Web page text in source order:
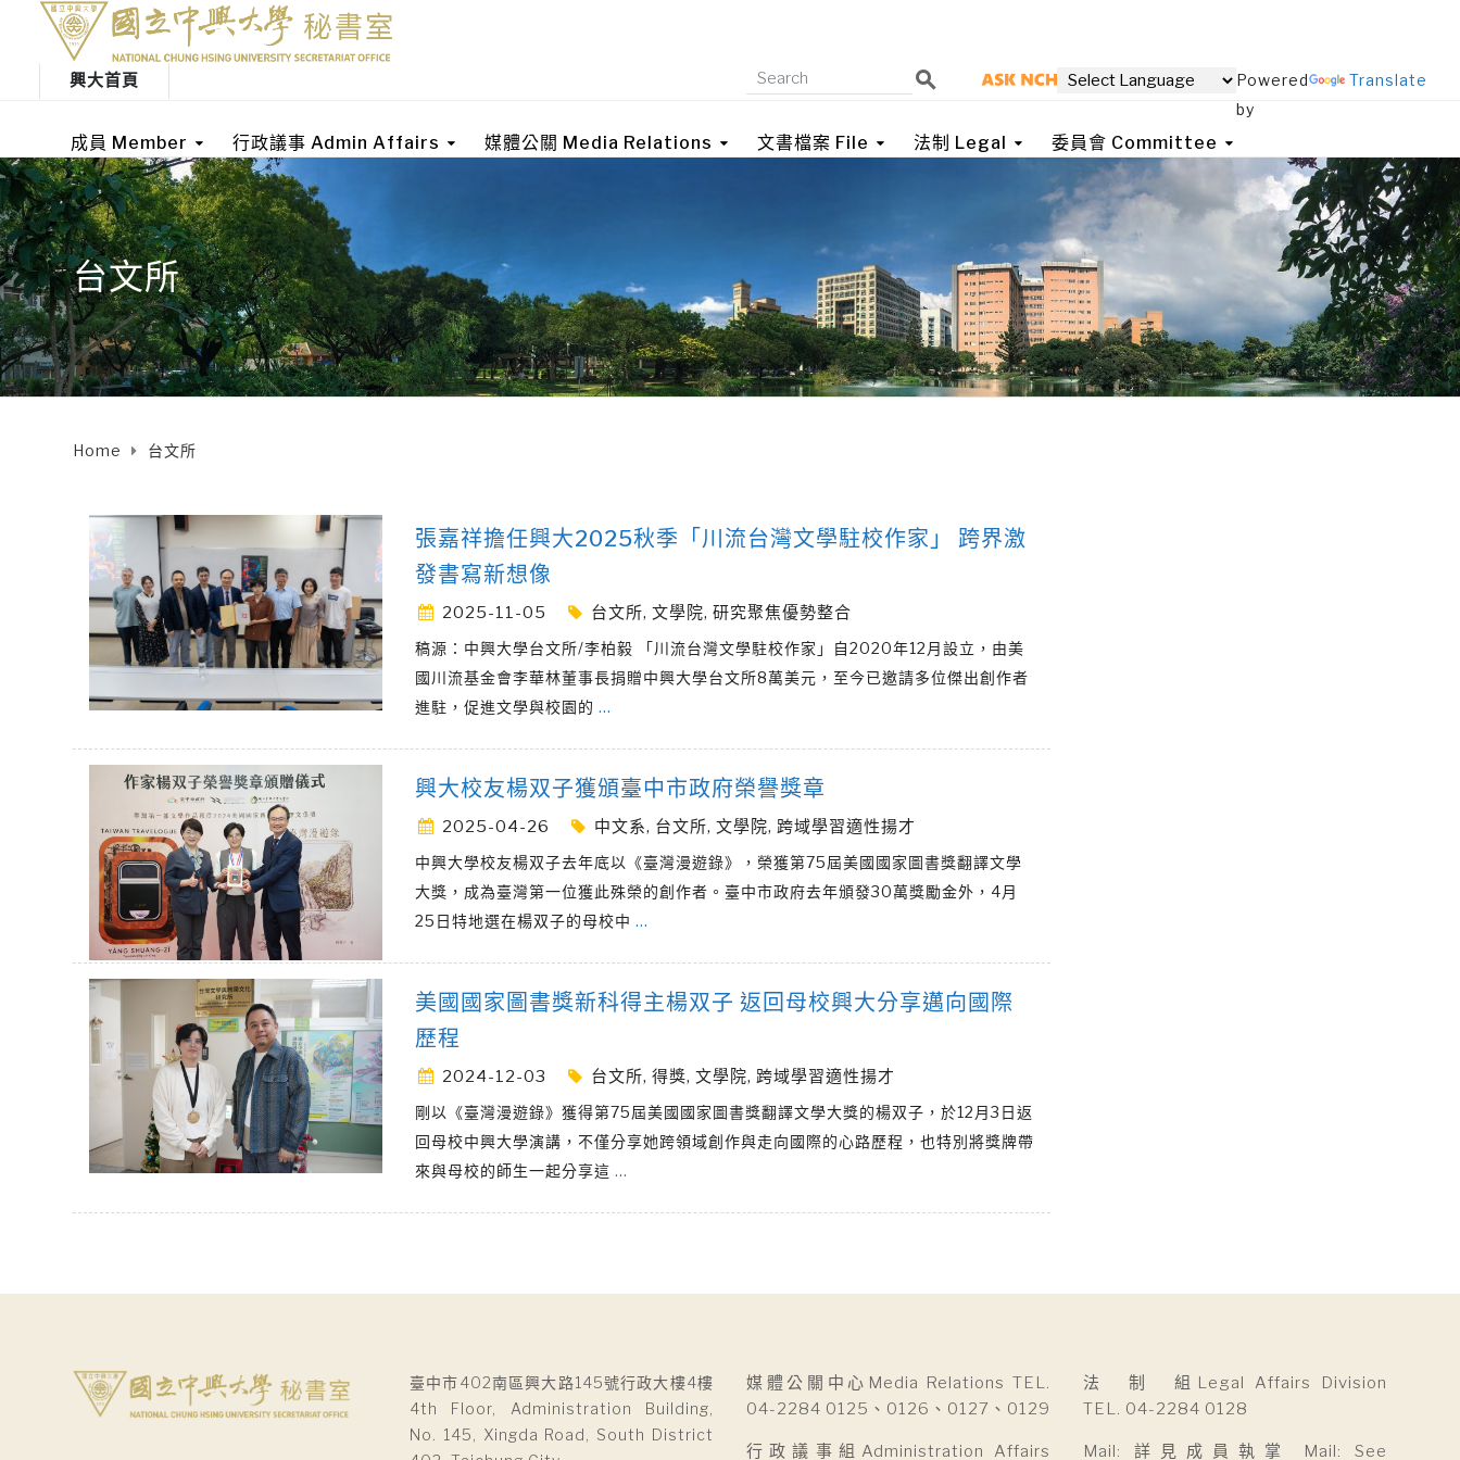
興大首頁
Powered
by
Translate
成員 Member 行政議事 Admin Affairs 媒體公關 Media Relations 文書檔案 File 法制 Legal 委員會 Committee
台文所
Home 台文所
張嘉祥擔任興大2025秋季「川流台灣文學駐校作家」 跨界激
發書寫新想像
2025-11-05 台文所, 文學院, 研究聚焦優勢整合
稿源：中興大學台文所/李柏毅 「川流台灣文學駐校作家」自2020年12月設立，由美
國川流基金會李華林董事長捐贈中興大學台文所8萬美元，至今已邀請多位傑出創作者
進駐，促進文學與校園的 …
興大校友楊双子獲頒臺中市政府榮譽獎章
2025-04-26 中文系, 台文所, 文學院, 跨域學習適性揚才
中興大學校友楊双子去年底以《臺灣漫遊錄》，榮獲第75屆美國國家圖書獎翻譯文學
大獎，成為臺灣第一位獲此殊榮的創作者。臺中市政府去年頒發30萬獎勵金外，4月
25日特地選在楊双子的母校中 …
美國國家圖書獎新科得主楊双子 返回母校興大分享邁向國際
歷程
2024-12-03 台文所, 得獎, 文學院, 跨域學習適性揚才
剛以《臺灣漫遊錄》獲得第75屆美國國家圖書獎翻譯文學大獎的楊双子，於12月3日返
回母校中興大學演講，不僅分享她跨領域創作與走向國際的心路歷程，也特別將獎牌帶
來與母校的師生一起分享這 …
臺中市402南區興大路145號行政大樓4樓
4th Floor, Administration Building,
No. 145, Xingda Road, South District
媒體公關中心Media Relations TEL.
04-2284 0125、0126、0127、0129
行政議事組Administration Affairs
法 制 組Legal Affairs Division
TEL. 04-2284 0128
Mail: 詳見成員執掌 Mail: See